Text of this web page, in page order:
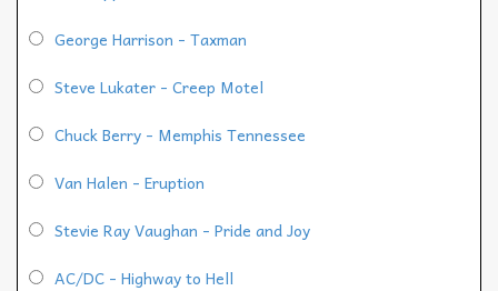
George Harrison - Taxman
Steve Lukater - Creep Motel
Chuck Berry - Memphis Tennessee
Van Halen - Eruption
Stevie Ray Vaughan - Pride and Joy
AC/DC - Highway to Hell